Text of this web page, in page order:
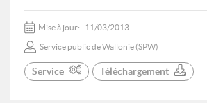
Mise à jour: 11/03/2013
Service public de Wallonie (SPW)
Service Téléchargement